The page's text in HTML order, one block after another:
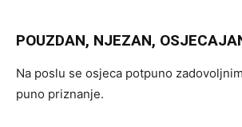
POUZDAN, NJEZAN,
Na poslu se osjeca potpuno
puno priznanje.